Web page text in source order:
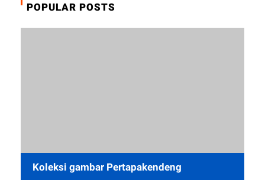
POPULAR POSTS
Koleksi gambar Pertapakendeng